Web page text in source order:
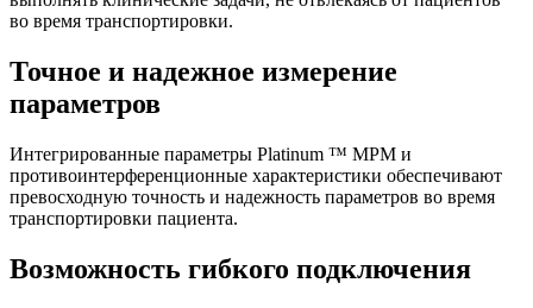
во время транспортировки.
Точное и надежное измерение
параметров
Интегрированные параметры Platinum ™ MPM и
противоинтерференционные характеристики обеспечивают
превосходную точность и надежность параметров во время
транспортировки пациента.
Возможность гибкого подключения